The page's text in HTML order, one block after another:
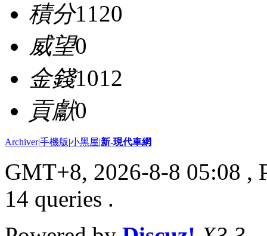
積分1120
威望0
金錢1012
貢獻0
Archiver|手機版|小黑屋|新-現代車網
GMT+8, 2026-8-8 05:08 ,
14 queries .